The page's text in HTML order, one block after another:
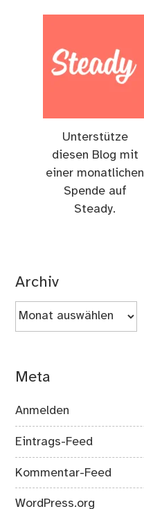
Unterstütze
diesen Blog mit
einer monatlichen
Spende auf
Steady.
Archiv
Archiv
Meta
Anmelden
Eintrags-Feed
Kommentar-Feed
WordPress.org